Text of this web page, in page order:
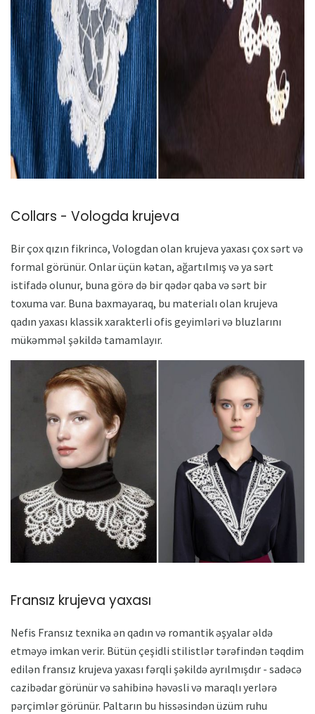
Collars - Vologda krujeva
Bir çox qızın fikrincə, Vologdan olan krujeva yaxası çox sərt və
formal görünür. Onlar üçün kətan, ağartılmış və ya sərt
istifadə olunur, buna görə də bir qədər qaba və sərt bir
toxuma var. Buna baxmayaraq, bu materialı olan krujeva
qadın yaxası klassik xarakterli ofis geyimləri və bluzlarını
mükəmməl şəkildə tamamlayır.
Fransız krujeva yaxası
Nefis Fransız texnika ən qadın və romantik əşyalar əldə
etməyə imkan verir. Bütün çeşidli stilistlər tərəfindən təqdim
edilən fransız krujeva yaxası fərqli şəkildə ayrılmışdır - sadəcə
cazibədar görünür və sahibinə həvəsli və maraqlı yerlərə
pərçimlər görünür. Paltarın bu hissəsindən üzüm ruhu